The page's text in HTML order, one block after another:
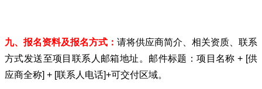
九、报名资料及报名方式： 请将供应商简介、相关资质、联系
方式发送至项目联系人邮箱地址。邮件标题：项目名称 + [供
应商全称] + [联系人电话]+可交付区域。